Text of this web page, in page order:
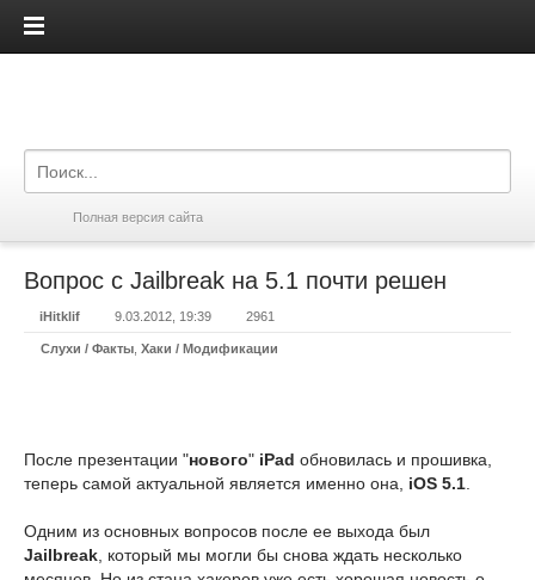
iPadis.ru
Полная версия сайта
Вопрос с Jailbreak на 5.1 почти решен
iHitklif 9.03.2012, 19:39 2961
Слухи / Факты Хаки / Модификации
После презентации "нового" iPad обновилась и прошивка,
теперь самой актуальной является именно она, iOS 5.1
Одним из основных вопросов после ее выхода был
Jailbreak , который мы могли бы снова ждать несколько